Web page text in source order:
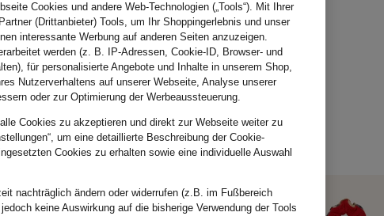
Cookies und andere Web-Technologien („Tools“). Mit Ihrer
(Drittanbieter) Tools, um Ihr Shoppingerlebnis und unser
interessante Werbung auf anderen Seiten anzuzeigen.
werden (z. B. IP-Adressen, Cookie-ID, Browser- und
für personalisierte Angebote und Inhalte in unserem Shop,
Nutzerverhaltens auf unserer Webseite, Analyse unserer
oder zur Optimierung der Werbeaussteuerung.
Cookies zu akzeptieren und direkt zur Webseite weiter zu
um eine detaillierte Beschreibung der Cookie-
Cookies zu erhalten sowie eine individuelle Auswahl
nachträglich ändern oder widerrufen (z.B. im Fußbereich
keine Auswirkung auf die bisherige Verwendung der Tools